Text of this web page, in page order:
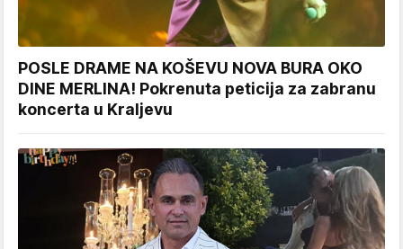
POSLE DRAME NA KOŠEVU NOVA BURA OKO
DINE MERLINA! Pokrenuta peticija za zabranu
koncerta u Kraljevu